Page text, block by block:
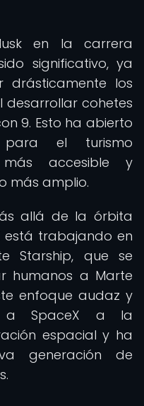
en la carrera
significativo, ya
los
desarrollar cohetes
9. Esto ha abierto
para el turismo
accesible y
más amplio.
allá de la órbita
está trabajando en
Starship, que se
humanos a Marte
enfoque audaz y
a SpaceX a la
espacial y ha
generación de